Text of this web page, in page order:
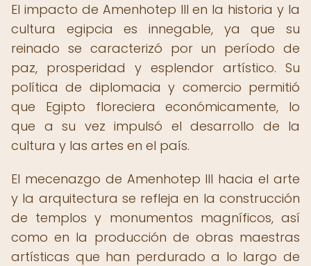
El impacto de Amenhotep III en la historia y la
cultura egipcia es innegable, ya que su
reinado se caracterizó por un período de
paz, prosperidad y esplendor artístico. Su
política de diplomacia y comercio permitió
que Egipto floreciera económicamente, lo
que a su vez impulsó el desarrollo de la
cultura y las artes en el país.
El mecenazgo de Amenhotep III hacia el arte
y la arquitectura se refleja en la construcción
de templos y monumentos magníficos, así
como en la producción de obras maestras
artísticas que han perdurado a lo largo de